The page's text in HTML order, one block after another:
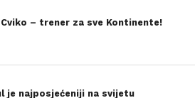
Cviko – trener za sve Kontinente!
je najposjećeniji na svijetu